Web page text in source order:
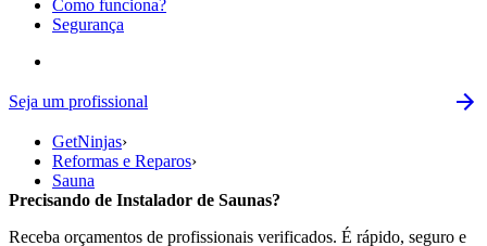
Como funciona?
Segurança
Seja um profissional
GetNinjas›
Reformas e Reparos›
Sauna
Precisando de Instalador de Saunas?
Receba orçamentos de profissionais verificados. É rápido, seguro e